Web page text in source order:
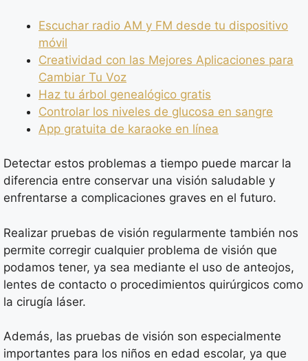
Escuchar radio AM y FM desde tu dispositivo
móvil
Creatividad con las Mejores Aplicaciones para
Cambiar Tu Voz
Haz tu árbol genealógico gratis
Controlar los niveles de glucosa en sangre
App gratuita de karaoke en línea
Detectar estos problemas a tiempo puede marcar la
diferencia entre conservar una visión saludable y
enfrentarse a complicaciones graves en el futuro.
Realizar pruebas de visión regularmente también nos
permite corregir cualquier problema de visión que
podamos tener, ya sea mediante el uso de anteojos,
lentes de contacto o procedimientos quirúrgicos como
la cirugía láser.
Además, las pruebas de visión son especialmente
importantes para los niños en edad escolar, ya que